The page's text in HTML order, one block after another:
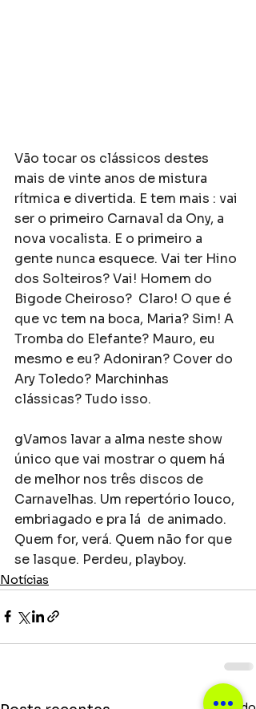
Vão tocar os clássicos destes
mais de vinte anos de mistura
rítmica e divertida. E tem mais : vai
ser o primeiro Carnaval da Ony, a
nova vocalista. E o primeiro a
gente nunca esquece. Vai ter Hino
dos Solteiros? Vai! Homem do
Bigode Cheiroso?  Claro! O que é
que vc tem na boca, Maria? Sim! A
Tromba do Elefante? Mauro, eu
mesmo e eu? Adoniran? Cover do
Ary Toledo? Marchinhas
clássicas? Tudo isso.
gVamos lavar a alma neste show
único que vai mostrar o quem há
de melhor nos três discos de
Carnavelhas. Um repertório louco,
embriagado e pra lá  de animado.
Quem for, verá. Quem não for que
se lasque. Perdeu, playboy.
Notícias